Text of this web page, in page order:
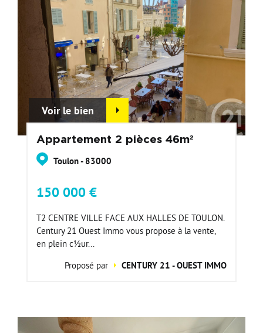
Voir le bien
Appartement 2 pièces 46m²
Toulon - 83000
150 000 €
T2 CENTRE VILLE FACE AUX HALLES DE TOULON.
Century 21 Ouest Immo vous propose à la vente,
en plein c½ur...
Proposé par
CENTURY 21 - OUEST IMMO